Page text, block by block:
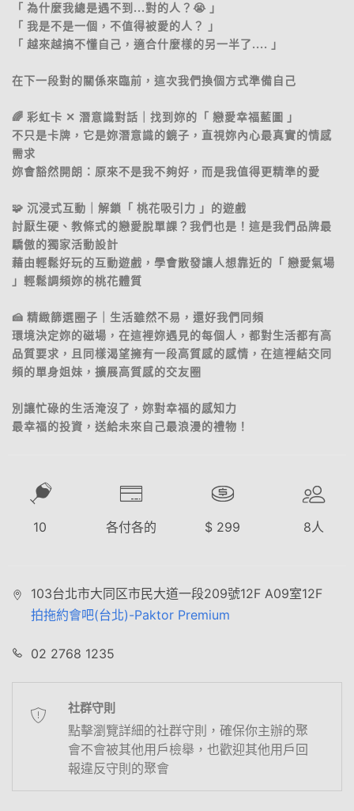
「 為什麼我總是遇不到...對的人？😭 」
「 我是不是一個，不值得被愛的人？ 」
「 越來越搞不懂自己，適合什麼樣的另一半了.... 」
在下一段對的關係來臨前，這次我們換個方式準備自己
🌈 彩虹卡 ✕ 潛意識對話｜找到妳的「 戀愛幸福藍圖 」
不只是卡牌，它是妳潛意識的鏡子，直視妳內心最真實的情感
需求
妳會豁然開朗：原來不是我不夠好，而是我值得更精準的愛
🧩 沉浸式互動｜解鎖「 桃花吸引力 」的遊戲
討厭生硬、教條式的戀愛脫單課？我們也是！這是我們品牌最
驕傲的獨家活動設計
藉由輕鬆好玩的互動遊戲，學會散發讓人想靠近的「 戀愛氣場
」輕鬆調頻妳的桃花體質
🍰 精緻篩選圈子｜生活雖然不易，還好我們同頻
環境決定妳的磁場，在這裡妳遇見的每個人，都對生活都有高
品質要求，且同樣渴望擁有一段高質感的感情，在這裡結交同
頻的單身姐妹，擴展高質感的交友圈
別讓忙碌的生活淹沒了，妳對幸福的感知力
最幸福的投資，送給未來自己最浪漫的禮物！
10 各付各的 $ 299 8人
103台北市大同区市民大道一段209號12F A09室12F
拍拖約會吧(台北)-Paktor Premium
02 2768 1235
社群守則
點擊瀏覽詳細的社群守則，確保你主辦的聚
會不會被其他用戶檢舉，也歡迎其他用戶回
報違反守則的聚會